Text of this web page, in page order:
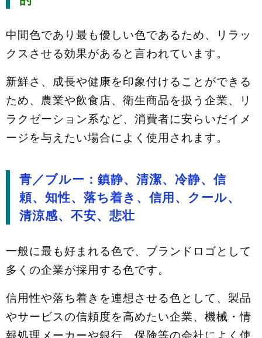
中間色であり最も優しい色であるため、リラッ
クスさせる効果があると言われています。
新鮮さ、成長や健康を印象付けることができる
ため、農業や飲食店、衛生商品を扱う企業、リ
ラクゼーション系など、消費者に安らいだイメ
ージを与えたい場合によく使用されます。
青／ブルー：鎮静、清潔、冷静、信
頼、知性、落ち着き、信用、クール、
清涼感、不安、悲壮
一般に最も好まれる色で、ブランドロゴとして
多くの企業が採用する色です。
信用性や落ち着きを連想させる色として、製品
やサービスの信頼度を高めたい企業、機械・情
報処理メーカーや銀行、保険等の会社によく使